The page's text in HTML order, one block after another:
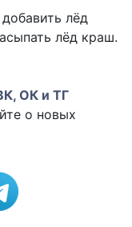
лёд
лёд краш.
ОК и ТГ
о новых